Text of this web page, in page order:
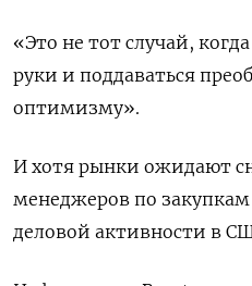
«Это не тот случай,
руки и поддаваться
оптимизму».
И хотя рынки ожидают
менеджеров по
деловой активности в